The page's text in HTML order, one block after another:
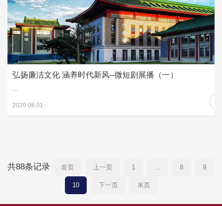
弘扬廉洁文化 涵养时代新风--微短剧展播（一）
...
2020.08.01
共88条记录 首页 上一页 1 ... 8 9
10 下一页 末页